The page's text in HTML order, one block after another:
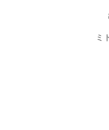
ミ